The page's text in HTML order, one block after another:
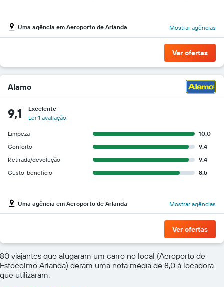
Uma agência em Aeroporto de Arlanda Mostrar agências
Ver ofertas
Alamo
9,1
Excelente
Ler 1 avaliação
Limpeza
10.0
Conforto
9.4
Retirada/devolução
9.4
Custo-benefício
8.5
Uma agência em Aeroporto de Arlanda Mostrar agências
Ver ofertas
80 viajantes que alugaram um carro no local (Aeroporto de
Estocolmo Arlanda) deram uma nota média de 8,0 à locadora
que utilizaram.